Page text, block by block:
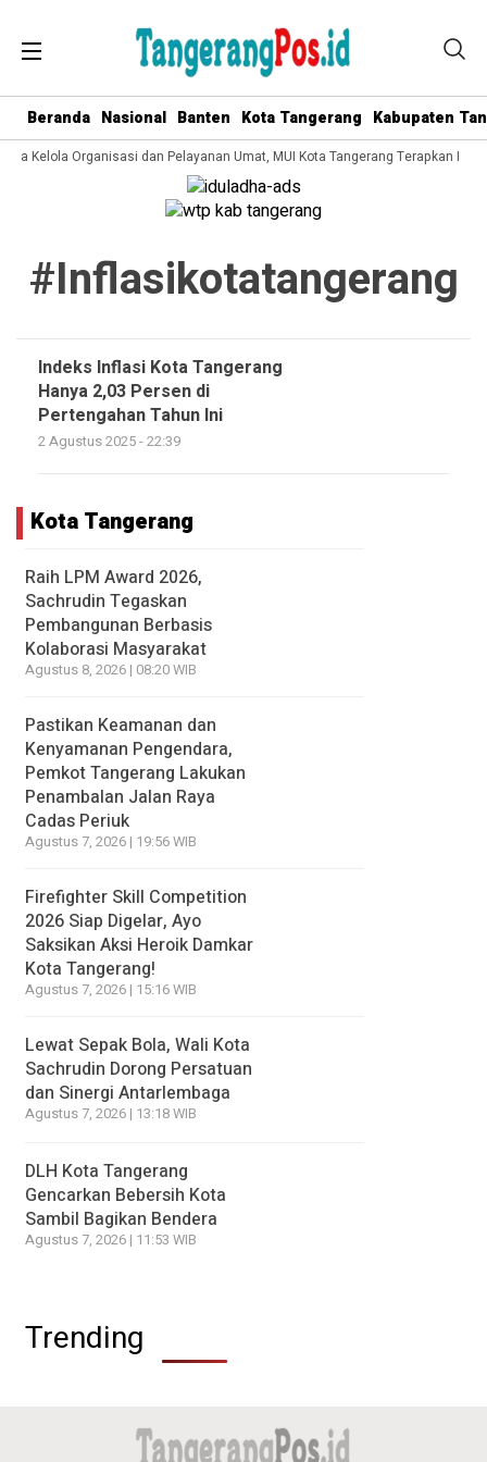
Beranda Nasional Banten Kota Tangerang Kabupaten
Kelola Organisasi dan Pelayanan Umat, MUI Kota Tangerang Terapkan ISO
#inflasikotatangerang
Indeks Inflasi Kota Tangerang
Hanya 2,03 Persen di
Pertengahan Tahun Ini
2 Agustus 2025 - 22:39
Kota Tangerang
Raih LPM Award 2026,
Sachrudin Tegaskan
Pembangunan Berbasis
Kolaborasi Masyarakat
Agustus 8, 2026 | 08:20 WIB
Pastikan Keamanan dan
Kenyamanan Pengendara,
Pemkot Tangerang Lakukan
Penambalan Jalan Raya
Cadas Periuk
Agustus 7, 2026 | 19:56 WIB
Firefighter Skill Competition
2026 Siap Digelar, Ayo
Saksikan Aksi Heroik Damkar
Kota Tangerang!
Agustus 7, 2026 | 15:16 WIB
Lewat Sepak Bola, Wali Kota
Sachrudin Dorong Persatuan
dan Sinergi Antarlembaga
Agustus 7, 2026 | 13:18 WIB
DLH Kota Tangerang
Gencarkan Bebersih Kota
Sambil Bagikan Bendera
Agustus 7, 2026 | 11:53 WIB
Trending